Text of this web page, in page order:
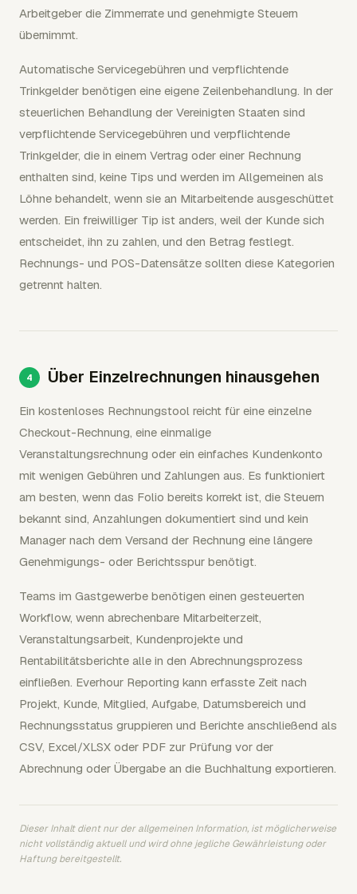
Arbeitgeber die Zimmerrate und genehmigte Steuern
übernimmt.
Automatische Servicegebühren und verpflichtende
Trinkgelder benötigen eine eigene Zeilenbehandlung. In der
steuerlichen Behandlung der Vereinigten Staaten sind
verpflichtende Servicegebühren und verpflichtende
Trinkgelder, die in einem Vertrag oder einer Rechnung
enthalten sind, keine Tips und werden im Allgemeinen als
Löhne behandelt, wenn sie an Mitarbeitende ausgeschüttet
werden. Ein freiwilliger Tip ist anders, weil der Kunde sich
entscheidet, ihn zu zahlen, und den Betrag festlegt.
Rechnungs- und POS-Datensätze sollten diese Kategorien
getrennt halten.
Über Einzelrechnungen hinausgehen
Ein kostenloses Rechnungstool reicht für eine einzelne
Checkout-Rechnung, eine einmalige
Veranstaltungsrechnung oder ein einfaches Kundenkonto
mit wenigen Gebühren und Zahlungen aus. Es funktioniert
am besten, wenn das Folio bereits korrekt ist, die Steuern
bekannt sind, Anzahlungen dokumentiert sind und kein
Manager nach dem Versand der Rechnung eine längere
Genehmigungs- oder Berichtsspur benötigt.
Teams im Gastgewerbe benötigen einen gesteuerten
Workflow, wenn abrechenbare Mitarbeiterzeit,
Veranstaltungsarbeit, Kundenprojekte und
Rentabilitätsberichte alle in den Abrechnungsprozess
einfließen. Everhour Reporting kann erfasste Zeit nach
Projekt, Kunde, Mitglied, Aufgabe, Datumsbereich und
Rechnungsstatus gruppieren und Berichte anschließend als
CSV, Excel/XLSX oder PDF zur Prüfung vor der
Abrechnung oder Übergabe an die Buchhaltung exportieren.
Dieser Inhalt dient nur der allgemeinen Information, ist möglicherweise
nicht vollständig aktuell und wird ohne jegliche Gewährleistung oder
Haftung bereitgestellt.